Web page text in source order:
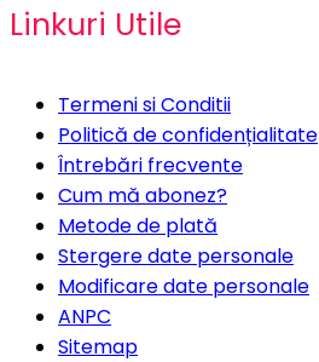
Linkuri Utile
Termeni si Conditii
Politică de confidențialitate
Întrebări frecvente
Cum mă abonez?
Metode de plată
Stergere date personale
Modificare date personale
ANPC
Sitemap